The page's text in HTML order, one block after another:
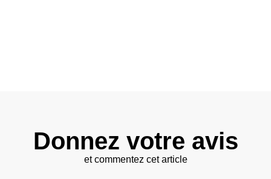
Donnez votre avis
et commentez cet article